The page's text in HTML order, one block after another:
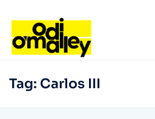
Tag: Carlos III